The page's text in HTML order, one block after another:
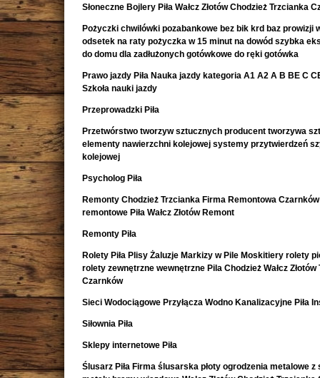
Słoneczne Bojlery Piła Wałcz Złotów Chodzież Trzcianka
Pożyczki chwilówki pozabankowe bez bik krd baz prowizji
odsetek na raty pożyczka w 15 minut na dowód szybka
do domu dla zadłużonych gotówkowe do ręki gotówka
Prawo jazdy Piła Nauka jazdy kategoria A1 A2 A B BE C
Szkoła nauki jazdy
Przeprowadzki Piła
Przetwórstwo tworzyw sztucznych producent tworzywa
elementy nawierzchni kolejowej systemy przytwierdzeń
kolejowej
Psycholog Piła
Remonty Chodzież Trzcianka Firma Remontowa Czarnków
remontowe Piła Wałcz Złotów Remont
Remonty Piła
Rolety Piła Plisy Żaluzje Markizy w Pile Moskitiery rolety
rolety zewnętrzne wewnętrzne Pila Chodzież Wałcz Złotów
Czarnków
Sieci Wodociągowe Przyłącza Wodno Kanalizacyjne Piła
Siłownia Piła
Sklepy internetowe Piła
Ślusarz Piła Firma ślusarska płoty ogrodzenia metalowe z